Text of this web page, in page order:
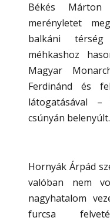
Békés Márton
merényletet
balkáni
méhkashoz
Magyar
Ferdinánd és
látogatásával
csúnyán belenyúlt.
Hornyák Árpád
valóban nem
nagyhatalom
furcsa